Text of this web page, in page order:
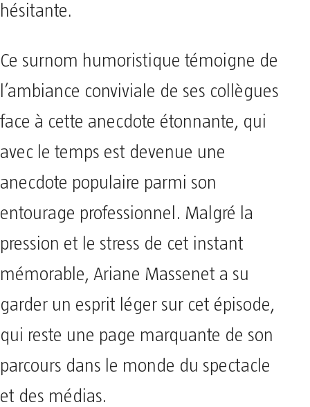
hésitante.
Ce surnom humoristique témoigne de
l’ambiance conviviale de ses collègues
face à cette anecdote étonnante, qui
avec le temps est devenue une
anecdote populaire parmi son
entourage professionnel. Malgré la
pression et le stress de cet instant
mémorable, Ariane Massenet a su
garder un esprit léger sur cet épisode,
qui reste une page marquante de son
parcours dans le monde du spectacle
et des médias.